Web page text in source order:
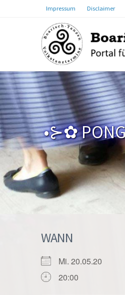
Impressum Disclaimer
•⊱✿
WANN
Mi. 20.05.20
20:00